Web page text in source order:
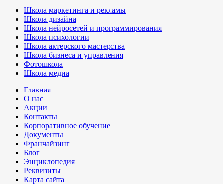
Школа маркетинга и рекламы
Школа дизайна
Школа нейросетей и программирования
Школа психологии
Школа актерского мастерства
Школа бизнеса и управления
Фотошкола
Школа медиа
Главная
О нас
Акции
Контакты
Корпоративное обучение
Документы
Франчайзинг
Блог
Энциклопедия
Реквизиты
Карта сайта